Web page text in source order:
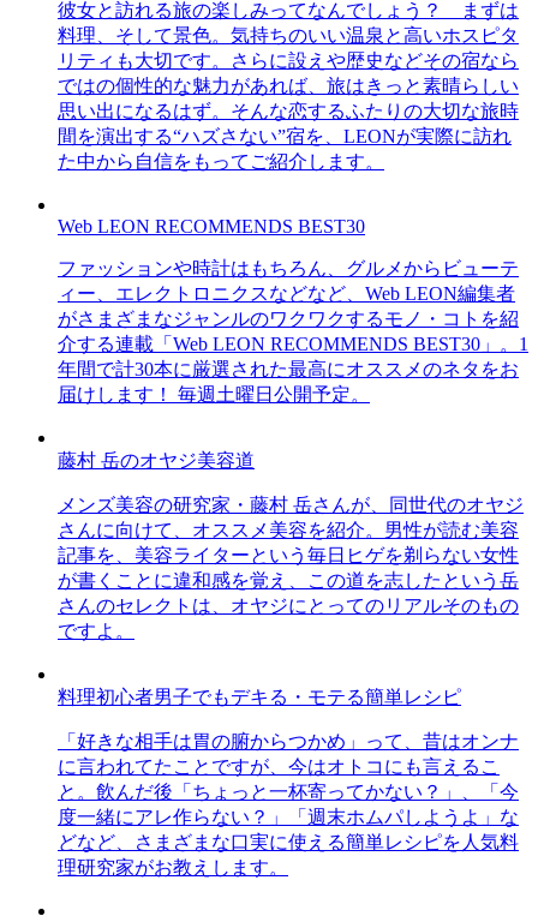
彼女と訪れる旅の楽しみってなんでしょう？ まずは
料理、そして景色。気持ちのいい温泉と高いホスピタ
リティも大切です。さらに設えや歴史などその宿なら
ではの個性的な魅力があれば、旅はきっと素晴らしい
思い出になるはず。そんな恋するふたりの大切な旅時
間を演出する“ハズさない”宿を、LEONが実際に訪れ
た中から自信をもってご紹介します。
Web LEON RECOMMENDS BEST30
ファッションや時計はもちろん、グルメからビューテ
ィー、エレクトロニクスなどなど、Web LEON編集者
がさまざまなジャンルのワクワクするモノ・コトを紹
介する連載「Web LEON RECOMMENDS BEST30」。1
年間で計30本に厳選された最高にオススメのネタをお
届けします！ 毎週土曜日公開予定。
藤村 岳のオヤジ美容道
メンズ美容の研究家・藤村 岳さんが、同世代のオヤジ
さんに向けて、オススメ美容を紹介。男性が読む美容
記事を、美容ライターという毎日ヒゲを剃らない女性
が書くことに違和感を覚え、この道を志したという岳
さんのセレクトは、オヤジにとってのリアルそのもの
ですよ。
料理初心者男子でもデキる・モテる簡単レシピ
「好きな相手は胃の腑からつかめ」って、昔はオンナ
に言われてたことですが、今はオトコにも言えるこ
と。飲んだ後「ちょっと一杯寄ってかない？」、「今
度一緒にアレ作らない？」「週末ホムパしようよ」な
どなど、さまざまな口実に使える簡単レシピを人気料
理研究家がお教えします。